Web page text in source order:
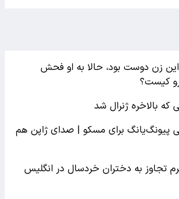
زن دوست بود، حالا به او فحش
کیست؟
که بالاخره ژنرال شد
پیونگ‌یانگ برای مسکو | صدای ژاپن هم
تجاوز به دختران خردسال در انگلیس